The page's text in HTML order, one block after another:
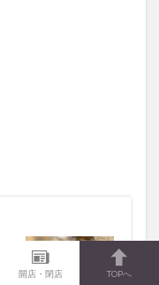
開店・閉店 TOPへ